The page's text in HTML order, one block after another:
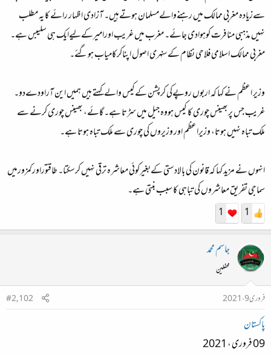
سےزیادہ مغربی ممالک میں رہنےوالےمسلمان ہوتےہیں۔ آزادی اظہار رائے کا یہ مطلب
نہیں مذہبی منافرت کوہوادی جائے۔ مغرب میں غریب اورامیرکےلیےایک ہی سلیبس ہے۔
مغربی ممالک اسلامی فلاحی نظام کےسنہری اصول اپناکرکامیاب ہوگئے۔
وزیر اعظم نے کہا کہ اربوں روپےکی کرپشن کےکیس والےکہتے ہیں ہمیں این آراودےدو۔
غریب جس پربھینس چوری کا کیس ہووہ جیل میں سڑتا ہے۔ گائے، بھینس چوری کرنے سے
ملک تباہ نہیں ہوتا، وزیراعظم اور وزیروں کی چوری سے ملک تباہ ہوتا ہے۔
انہوں نے مزید کہا کہ قانون کی بالادستی کےبغیرکوئی معاشرہ ترقی نہیں کرسکتا۔ طاقتوراورکمزورمیں
سماجی تفریق معاشروں کی تباہی کا سبب بنتی ہے۔
1
1
جاسم محمد
محفلین
فروری 9، 2021
#2,102
پاکستان
09 فروری ، 2021